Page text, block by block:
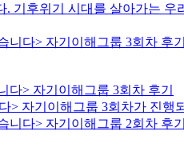
. 기후위기 시대를 살아가는
> 자기이해그룹 3회차 후기
> 자기이해그룹 3회차가 진행